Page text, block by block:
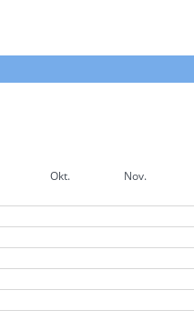
Okt. Nov.